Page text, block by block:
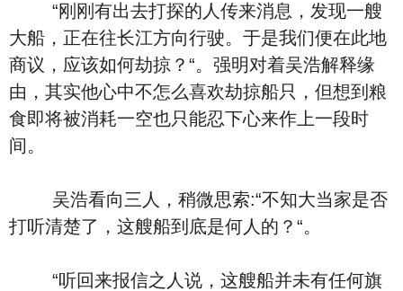
“刚刚有出去打探的人传来消息，发现一艘
大船，正在往长江方向行驶。于是我们便在此地
商议，应该如何劫掠？“。强明对着吴浩解释缘
由，其实他心中不怎么喜欢劫掠船只，但想到粮
食即将被消耗一空也只能忍下心来作上一段时
间。
吴浩看向三人，稍微思索:“不知大当家是否
打听清楚了，这艘船到底是何人的？“。
“听回来报信之人说，这艘船并未有任何旗